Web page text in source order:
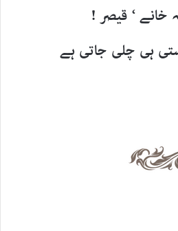
خانے ‘ قیصر !
ہی چلی جاتی ہے